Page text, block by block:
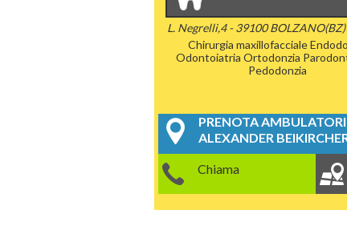
L. Negrelli,4 - 39100
Chirurgia maxillofacciale
Odontoiatria Ortodonzia
Pedodonzia
PRENOTA AMBULATORI
ALEXANDER
Chiama